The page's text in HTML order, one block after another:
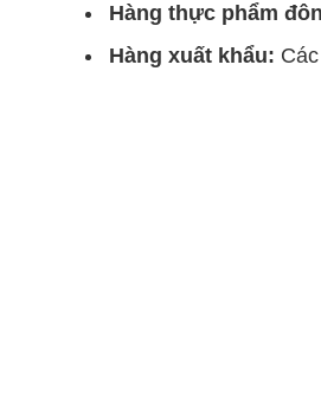
Hàng thực phẩm
Hàng xuất khẩu: